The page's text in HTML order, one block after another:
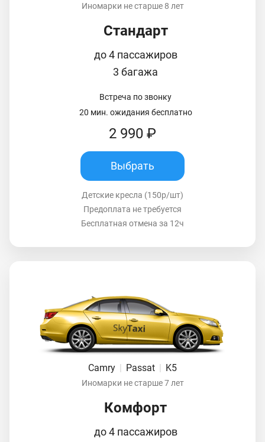
Иномарки не старше 8 лет
Стандарт
до 4 пассажиров
3 багажа
Встреча по звонку
20 мин. ожидания бесплатно
2 990 ₽
Выбрать
Детские кресла (150р/шт)
Предоплата не требуется
Бесплатная отмена за 12ч
Camry Passat K5
Иномарки не старше 7 лет
Комфорт
до 4 пассажиров